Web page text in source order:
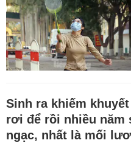
Sinh ra khiếm
rơi để rồi nhiều năm
ngạc, nhất là mối